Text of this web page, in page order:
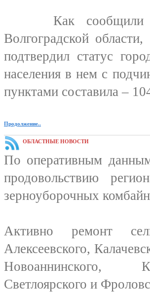
Как сообщили в
Волгоградской
подтвердил статус
населения в нем с
пунктами составила –
Продолжение..
ОБЛАСТНЫЕ НОВОСТИ
По оперативным
продовольствию
зерноуборочных
Активно ремонт
Алексеевского,
Новоаннинского,
Светлоярского и